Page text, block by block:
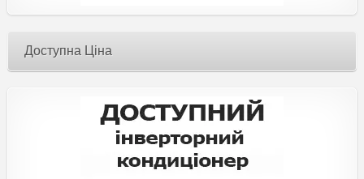
Доступна Ціна